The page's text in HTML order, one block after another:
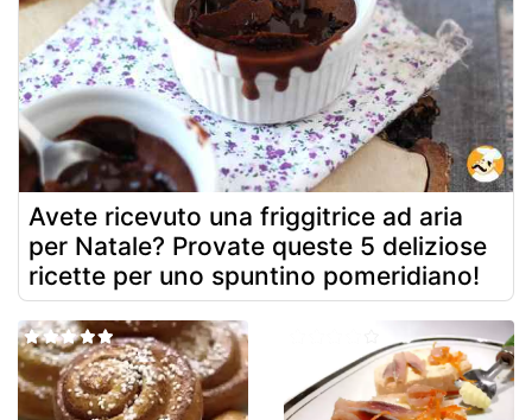
Avete ricevuto una friggitrice ad aria
per Natale? Provate queste 5 deliziose
ricette per uno spuntino pomeridiano!